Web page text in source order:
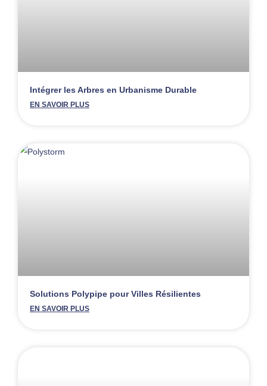
Intégrer les Arbres en Urbanisme Durable
EN SAVOIR PLUS
Solutions Polypipe pour Villes Résilientes
EN SAVOIR PLUS